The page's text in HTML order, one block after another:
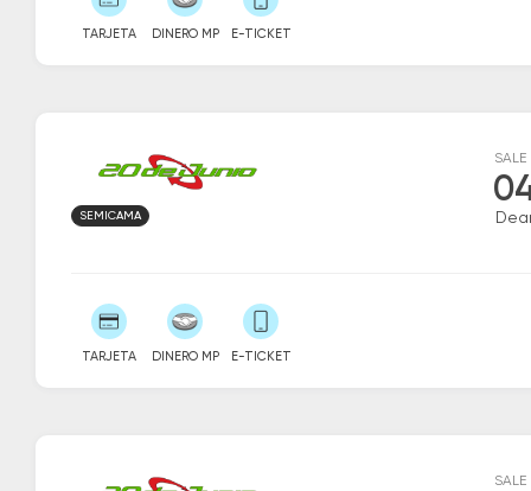
TARJETA DINERO MP E-TICKET
SALE
SEMICAMA
TARJETA DINERO MP E-TICKET
SALE